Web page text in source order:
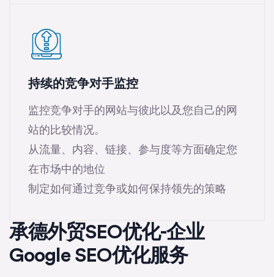
持续的竞争对手监控
监控竞争对手的网站与彼此以及您自己的网
站的比较情况。
从流量、内容、链接、参与度等方面确定您
在市场中的地位
制定如何通过竞争或如何保持领先的策略
承德外贸SEO优化-企业
Google SEO优化服务